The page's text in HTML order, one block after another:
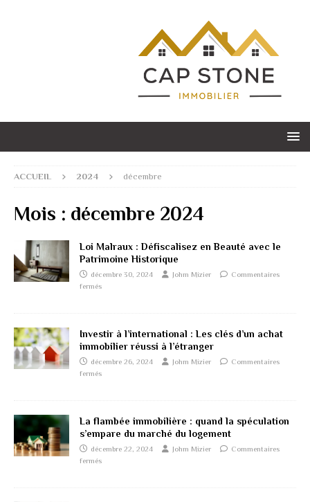
ACCUEIL 2024 décembre
Mois : décembre 2024
Loi Malraux : Défiscalisez en Beauté avec le
Patrimoine Historique
décembre 30, 2024 Johm Mizier
Commentaires
fermés
Investir à l’international : Les clés d’un achat
immobilier réussi à l’étranger
décembre 26, 2024 Johm Mizier
Commentaires
fermés
La flambée immobilière : quand la spéculation
s’empare du marché du logement
décembre 22, 2024 Johm Mizier
Commentaires
fermés